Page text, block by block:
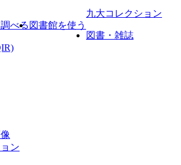
べる 図書館を使う
九大コレクション
図書・雑誌
ン